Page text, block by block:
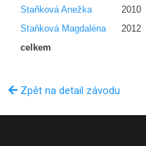
Staňková Anežka
2010
Staňková Magdaléna
2012
celkem
Zpět na detail závodu